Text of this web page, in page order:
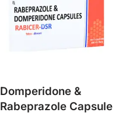
Domperidone &
Rabeprazole Capsule